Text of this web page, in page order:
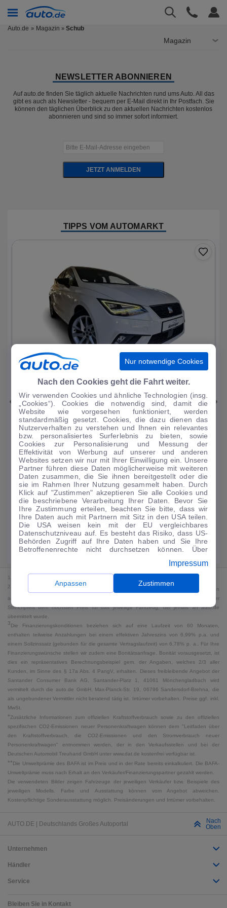
Auto.de Magazin » Schub
Magazin
NEWSLETTER ABONNIEREN
Auf auto.de finden Sie täglich aktuelle Nachrichten rund ums Auto. All das
gibt es auch als Newsletter - bequem per E-Mail direkt in Ihr Postfach. Sie
können den täglichen Überblick zu den aktuellen Nachrichten kostenlos
abonnieren und sind so immer sofort informiert.
JETZT ANMELDEN
TIPPS VOM AUTOMARKT
|25
Seat Ibiza
FR 1.0 TSI 7-Gang DSG Virtual Cockpit Sitz
34.166 km· 11/2023·· Benzin·Automatik
Finanzierung Kaufen
173€/mtl.
Guter Preis4
0 € Anzahlung ·48 Monate ·Finanzierungs-Details
Angebot anfragen Rate anpassen
Kraftstoffverbrauch komb. 5,8 l/100 km · CO₂-Emissionen komb. 132 g/km
· CO₂-Klasse D · WLTP*
1
2 Bei dem Streichpreis handelt es sich für Neufahrzeuge und junge Gebrauchte um den
an auto.de übermittelten Listenpreis. Für alle anderen Fahrzeuge entspricht der
Streichpreis dem höchsten Preis für das jeweilige Fahrzeug, der jemals an auto.de
übermittelt wurde.
3Die Finanzierungskonditionen beziehen sich auf eine Laufzeit von 60 Monaten,
enthalten teilweise Anzahlungen bei einem effektiven Jahreszins von 6,99% p.a. und
einem Sollzinssatz (gebunden für die gesamte Vertragslaufzeit) von 6,78% p. a.. Für Ihre
Finanzierungswünsche stellen wir zudem eine Bonitätsanfrage. Bonität vorausgesetzt, ist
dies ein repräsentatives Berechnungsbeispiel gem. der Angaben, welches 2/3 aller
Kunden, im Sinne des § 17a Abs. 4 PangV, erhalten. Dieses freibleibende Angebot der
Santander Consumer Bank AG, Santander-Platz 1, 41061 Mönchengladbach wird
vermittelt durch die auto.de GmbH, Max-Planck-Str. 19, 06796 Sandersdorf-Brehna, die
als ungebundener Vermittler nicht beratend tätig ist. Irrtümer vorbehalten. Preise ggf. inkl.
MwSt.
*Zusätzliche Informationen zum offiziellen Kraftstoffverbrauch sowie zu den offiziellen
spezifischen CO2-Emissionen neuer Personenkraftwagen können dem "Leitfaden über
den Kraftstoffverbrauch, die CO2-Emissionen und den Stromverbrauch neuer
Personenkraftwagen" entnommen werden, der in den Verkaufsstellen und bei der
Deutschen Automobil Treuhand GmbH unter www.dat.de kostenfrei verfügbar ist.
**Die Umweltprämie des BAFA ist im Preis und in der Rate bereits einkalkuliert. Die BAFA-
Umweltprämie muss nach Erhalt an den Verkäufer/Finanzierungspartner gezahlt werden.
Die verwendeten Bilder zeigen Fahrzeuge der jeweiligen Verkäufer bzw. Beispiele des
jeweiligen Modells. Farbe und Ausstattung können vom Angebot abweichen.
Kostenpflichtige Sonderausstattung möglich. Preisänderungen und Irrtümer vorbehalten.
AUTO.DE | Deutschlands Großes Autoportal
Nach
Oben
Unternehmen
Händler
Service
Bleiben Sie in Kontakt
Nur notwendige Cookies
Nach den Cookies geht die Fahrt weiter.
Wir verwenden Cookies und ähnliche Technologien (insg.
„Cookies“). Cookies die notwendig sind, damit die
Website wie vorgesehen funktioniert, werden
standardmäßig gesetzt. Cookies, die dazu dienen das
Nutzerverhalten zu verstehen und Ihnen ein relevantes
bzw. personalisiertes Surferlebnis zu bieten, sowie
Cookies zur Personalisierung und Messung der
Effektivität von Werbung auf unserer und anderen
Websites setzen wir nur mit Ihrer Einwilligung ein. Unsere
Partner führen diese Daten möglicherweise mit weiteren
Daten zusammen, die Sie ihnen bereitgestellt oder die
sie im Rahmen Ihrer Nutzung gesammelt haben. Durch
Klick auf "Zustimmen" akzeptieren Sie alle Cookies und
die beschriebene Verarbeitung Ihrer Daten. Bevor Sie
Ihre Zustimmung erteilen, beachten Sie bitte, dass wir
Ihre Daten auch mit Partnern mit Sitz in den USA teilen.
Die USA weisen kein mit der EU vergleichbares
Datenschutzniveau auf. Es besteht das Risiko, dass US-
Behörden Zugriff auf Ihre Daten haben und Sie Ihre
Betroffenenrechte nicht durchsetzen können. Über
anpassen. Dies ist auch später jederzeit im Bereich
Cookie-Richtliniemöglich. Weitere Informationen finden
Sie in unsererDatenschutzerklärung .
Impressum
Anpassen Zustimmen